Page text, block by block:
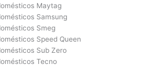
Maytag
Samsung
Smeg
Speed Queen
Sub Zero
Tecno